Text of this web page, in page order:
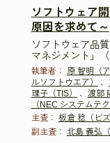
ソフトウェア
原因を求めて～
ソフトウェア品
マネジメント」（
執筆者： 原 智明（
ルソフトウエア）
、
理子（TIS）
、 渡部
（NEC システムテク
主査： 板倉 稔（ビズ
副主査： 北島 義弘